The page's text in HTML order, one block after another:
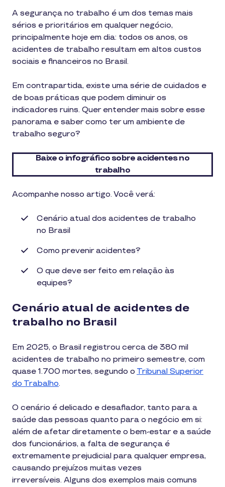
A segurança no trabalho é um dos temas mais
sérios e prioritários em qualquer negócio,
principalmente hoje em dia: todos os anos, os
acidentes de trabalho resultam em altos custos
sociais e financeiros no Brasil.
Em contrapartida, existe uma série de cuidados e
de boas práticas que podem diminuir os
indicadores ruins. Quer entender mais sobre esse
panorama e saber como ter um ambiente de
trabalho seguro?
Baixe o infográfico sobre acidentes no
trabalho
Acompanhe nosso artigo. Você verá:
Cenário atual dos acidentes de trabalho
no Brasil
Como prevenir acidentes?
O que deve ser feito em relação às
equipes?
Cenário atual de acidentes de
trabalho no Brasil
Em 2025, o Brasil registrou cerca de 380 mil
acidentes de trabalho no primeiro semestre, com
quase 1.700 mortes, segundo o Tribunal Superior
do Trabalho.
O cenário é delicado e desafiador, tanto para a
saúde das pessoas quanto para o negócio em si:
além de afetar diretamente o bem-estar e a saúde
dos funcionários, a falta de segurança é
extremamente prejudicial para qualquer empresa,
causando prejuízos muitas vezes
irreversíveis. Alguns dos exemplos mais comuns